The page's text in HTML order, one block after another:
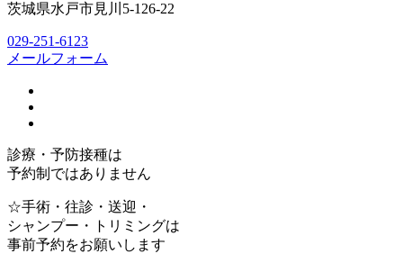
茨城県水戸市見川5-126-22
029-251-6123
メールフォーム
診療・予防接種は
予約制ではありません
☆手術・往診・送迎・
シャンプー・トリミングは
事前予約をお願いします